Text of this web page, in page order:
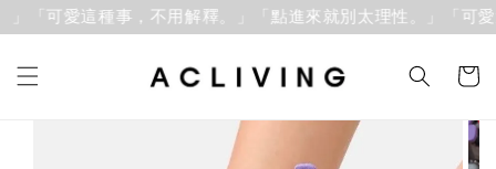
「可愛這種事，不用解釋。」 「點進來就別太理性。」「可愛